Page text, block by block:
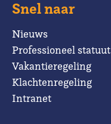
Snel naar
Nieuws
Professioneel statuut
Vakantieregeling
Klachtenregeling
Intranet